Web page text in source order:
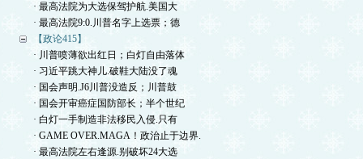
· 最高法院为大选保驾护航.美国大
· 最高法院9:0.川普名字上选票；德
【政论415】
· 川普喷薄欲出红日；白灯自由落体
· 习近平跳大神儿.破鞋大陆没了魂
· 国会声明.J6川普没造反；川普鼓
· 国会开审癌症国防部长；半个世纪
· 白灯一手制造非法移民入侵.只有
· GAME OVER.MAGA！政治止于边界.
· 最高法院左右逢源.别破坏24大选